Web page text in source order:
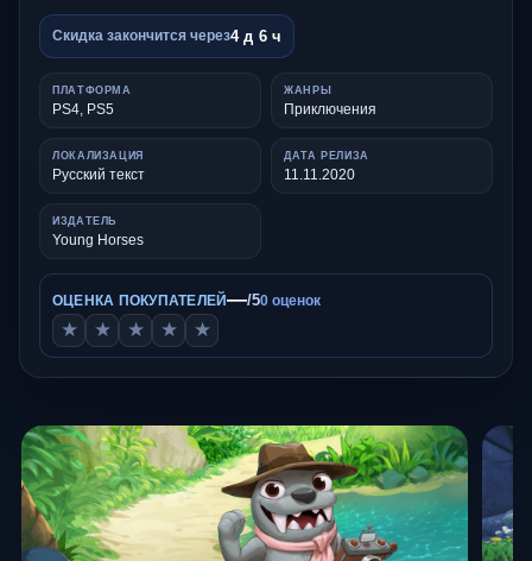
Скидка закончится через4 д 6 ч
ПЛАТФОРМА
PS4, PS5
ЖАНРЫ
Приключения
ЛОКАЛИЗАЦИЯ
Русский текст
ДАТА РЕЛИЗА
11.11.2020
ИЗДАТЕЛЬ
Young Horses
ОЦЕНКА ПОКУПАТЕЛЕЙ—/50 оценок
★ ★ ★ ★ ★